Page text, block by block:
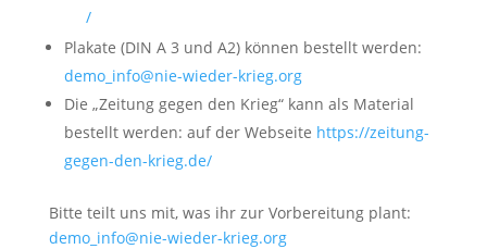
/
Plakate (DIN A 3 und A2) können bestellt werden:
demo_info@nie-wieder-krieg.org
Die „Zeitung gegen den Krieg“ kann als Material
bestellt werden: auf der Webseite https://zeitung-
gegen-den-krieg.de/
Bitte teilt uns mit, was ihr zur Vorbereitung plant:
demo_info@nie-wieder-krieg.org